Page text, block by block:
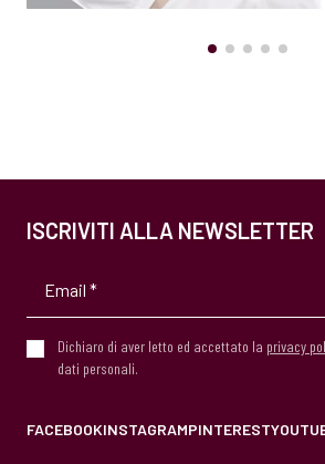
ISCRIVITI ALLA NEWSLETTER
Dichiaro di aver letto ed accettato la privacy
dati personali.
FACEBOOKINSTAGRAMPINTEREST